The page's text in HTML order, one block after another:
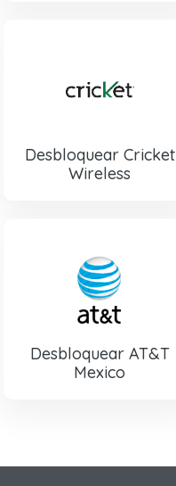
Desbloquear Cricket
Wireless
Desbloquear AT&T
Mexico